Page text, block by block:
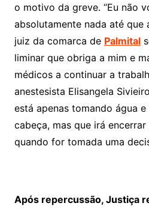
o motivo da greve. “Eu não
absolutamente nada até que
juiz da comarca de Palmital
liminar que obriga a mim e
médicos a continuar a
anestesista Elisangela
está apenas tomando água
cabeça, mas que irá
quando for tomada uma
Após repercussão, Justiça